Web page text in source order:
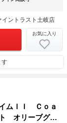
ントラスト土岐店
お気に入り
す
ムＩＩ Ｃｏａ
オリーブグリ